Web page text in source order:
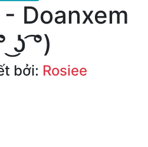
Doanxem
͜ʖ ͡°)
bởi: Rosiee